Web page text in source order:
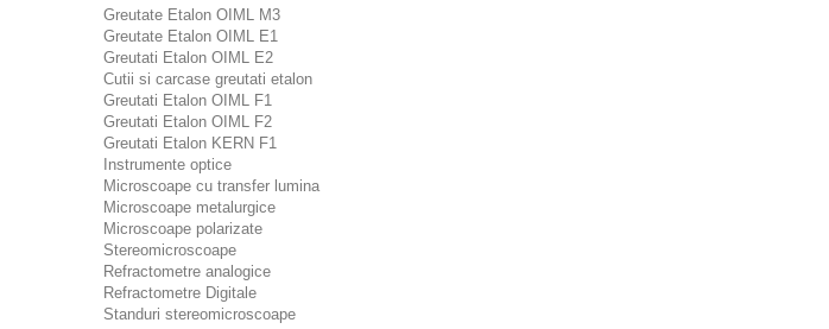
Greutate Etalon OIML M3
Greutate Etalon OIML E1
Greutati Etalon OIML E2
Cutii si carcase greutati etalon
Greutati Etalon OIML F1
Greutati Etalon OIML F2
Greutati Etalon KERN F1
Instrumente optice
Microscoape cu transfer lumina
Microscoape metalurgice
Microscoape polarizate
Stereomicroscoape
Refractometre analogice
Refractometre Digitale
Standuri stereomicroscoape